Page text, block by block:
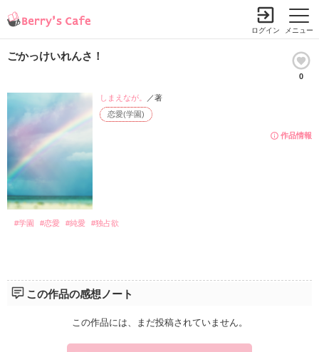
メニュー
ログイン
ごかっけいれんさ！
0
作品情報
恋愛(学園)
しまえなが。 ／著
#学園 #恋愛 #純愛 #独占欲
この作品の感想ノート
この作品には、まだ投稿されていません。